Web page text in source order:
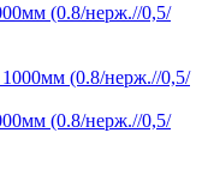
(0.8/нерж.//0,5/
(0.8/нерж.//0,5/